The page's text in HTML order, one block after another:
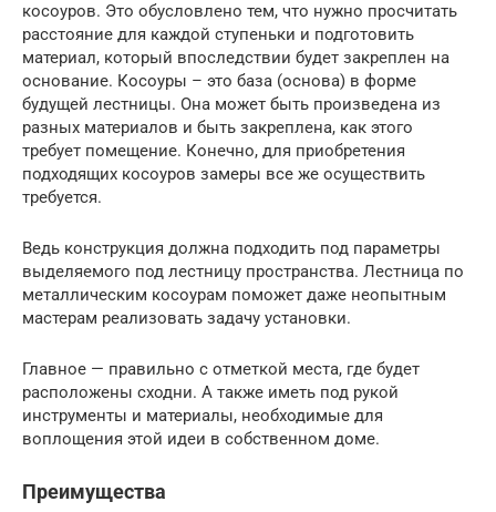
косоуров. Это обусловлено тем, что нужно просчитать
расстояние для каждой ступеньки и подготовить
материал, который впоследствии будет закреплен на
основание. Косоуры – это база (основа) в форме
будущей лестницы. Она может быть произведена из
разных материалов и быть закреплена, как этого
требует помещение. Конечно, для приобретения
подходящих косоуров замеры все же осуществить
требуется.
Ведь конструкция должна подходить под параметры
выделяемого под лестницу пространства. Лестница по
металлическим косоурам поможет даже неопытным
мастерам реализовать задачу установки.
Главное — правильно с отметкой места, где будет
расположены сходни. А также иметь под рукой
инструменты и материалы, необходимые для
воплощения этой идеи в собственном доме.
Преимущества